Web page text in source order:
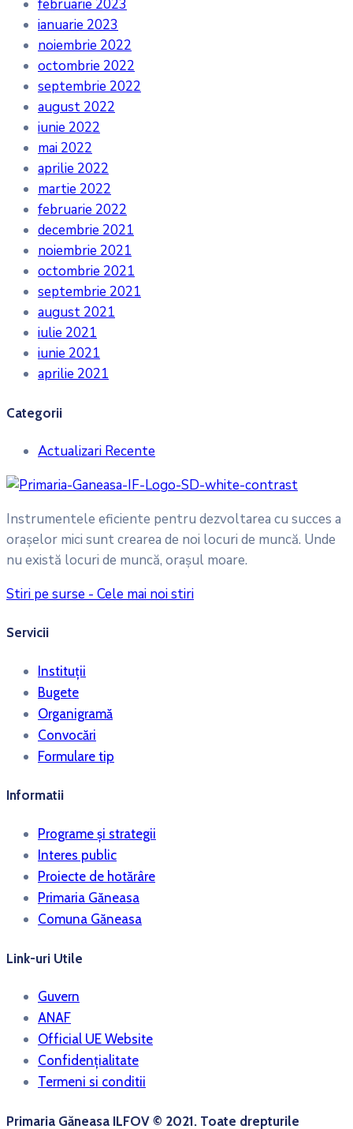
februarie 2023
ianuarie 2023
noiembrie 2022
octombrie 2022
septembrie 2022
august 2022
iunie 2022
mai 2022
aprilie 2022
martie 2022
februarie 2022
decembrie 2021
noiembrie 2021
octombrie 2021
septembrie 2021
august 2021
iulie 2021
iunie 2021
aprilie 2021
Categorii
Actualizari Recente
Instrumentele eficiente pentru dezvoltarea cu succes a
oraşelor mici sunt crearea de noi locuri de muncă. Unde
nu există locuri de muncă, oraşul moare.
Stiri pe surse - Cele mai noi stiri
Servicii
Instituții
Bugete
Organigramă
Convocări
Formulare tip
Informatii
Programe și strategii
Interes public
Proiecte de hotărâre
Primaria Găneasa
Comuna Găneasa
Link-uri Utile
Guvern
ANAF
Official UE Website
Confidențialitate
Termeni si conditii
Primaria Găneasa ILFOV © 2021. Toate drepturile